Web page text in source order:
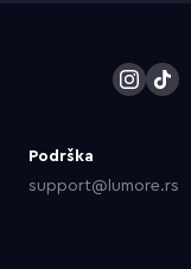
Podrška
support@lumore.rs